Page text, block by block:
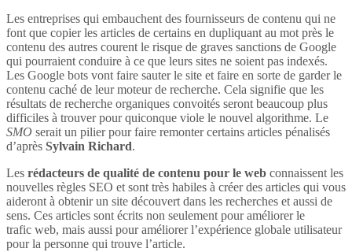
Les entreprises qui embauchent des fournisseurs de contenu qui ne
font que copier les articles de certains en dupliquant au mot près le
contenu des autres courent le risque de graves sanctions de Google
qui pourraient conduire à ce que leurs sites ne soient pas indexés.
Les Google bots vont faire sauter le site et faire en sorte de garder le
contenu caché de leur moteur de recherche. Cela signifie que les
résultats de recherche organiques convoités seront beaucoup plus
difficiles à trouver pour quiconque viole le nouvel algorithme. Le
SMO serait un pilier pour faire remonter certains articles pénalisés
d’après Sylvain Richard.
Les rédacteurs de qualité de contenu pour le web connaissent les
nouvelles règles SEO et sont très habiles à créer des articles qui vous
aideront à obtenir un site découvert dans les recherches et aussi de
sens. Ces articles sont écrits non seulement pour améliorer le
trafic web, mais aussi pour améliorer l’expérience globale utilisateur
pour la personne qui trouve l’article.